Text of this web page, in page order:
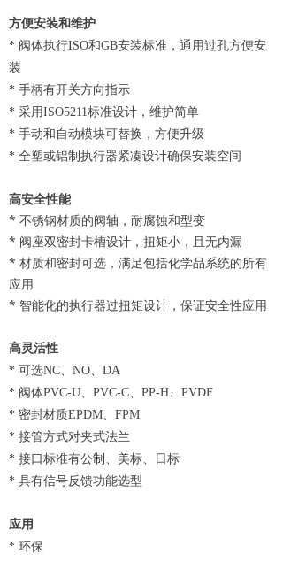
方便安装和维护
* 阀体执行ISO和GB安装标准，通用过孔方便安
装
* 手柄有开关方向指示
* 采用ISO5211标准设计，维护简单
* 手动和自动模块可替换，方便升级
* 全塑或铝制执行器紧凑设计确保安装空间
高安全性能
* 不锈钢材质的阀轴，耐腐蚀和型变
* 阀座双密封卡槽设计，扭矩小，且无内漏
* 材质和密封可选，满足包括化学品系统的所有
应用
* 智能化的执行器过扭矩设计，保证安全性应用
高灵活性
* 可选NC、NO、DA
* 阀体PVC-U、PVC-C、PP-H、PVDF
* 密封材质EPDM、FPM
* 接管方式对夹式法兰
* 接口标准有公制、美标、日标
* 具有信号反馈功能选型
应用
* 环保